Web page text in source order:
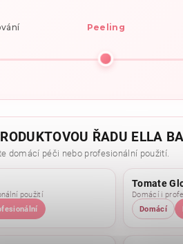
Peeling
ŘADU ELLA
domácí péči nebo profesionální použití.
použití
Tomate
Domácí i
Domácí